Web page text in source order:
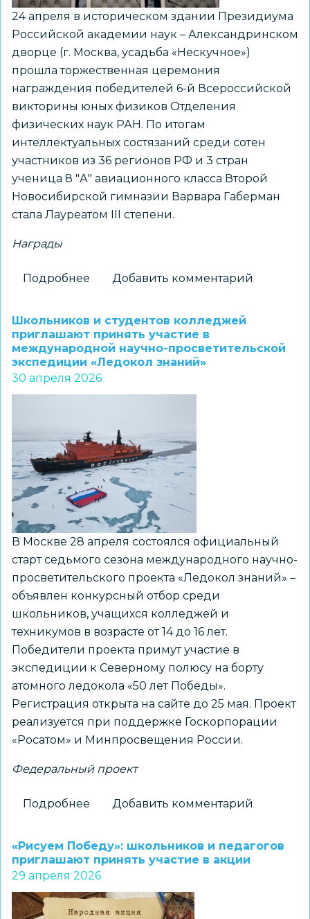
24 апреля в историческом здании Президиума
Российской академии наук – Александринском
дворце (г. Москва, усадьба «Нескучное»)
прошла торжественная церемония
награждения победителей 6-й Всероссийской
викторины юных физиков Отделения
физических наук РАН. По итогам
интеллектуальных состязаний среди сотен
участников из 36 регионов РФ и 3 стран
ученица 8 "А" авиационного класса Второй
Новосибирской гимназии Варвара Габерман
стала Лауреатом III степени.
Награды
Подробнее
Новосибирской
гимназии
стала
лауреатом
юных
физиков
Отделения
физических
РАН
Добавить комментарий
Школьников и студентов колледжей
приглашают принять участие в
международной научно-просветительской
экспедиции «Ледокол знаний»
30 апреля 2026
В Москве 28 апреля состоялся официальный
старт седьмого сезона международного научно-
просветительского проекта «Ледокол знаний» –
объявлен конкурсный отбор среди
школьников, учащихся колледжей и
техникумов в возрасте от 14 до 16 лет.
Победители проекта примут участие в
экспедиции к Северному полюсу на борту
атомного ледокола «50 лет Победы».
Регистрация открыта на сайте до 25 мая. Проект
реализуется при поддержке Госкорпорации
«Росатом» и Минпросвещения России.
Федеральный проект
Подробнее
студентов
колледжей
приглашают
принять
Добавить комментарий
«Рисуем Победу»: школьников и педагогов
приглашают принять участие в акции
29 апреля 2026